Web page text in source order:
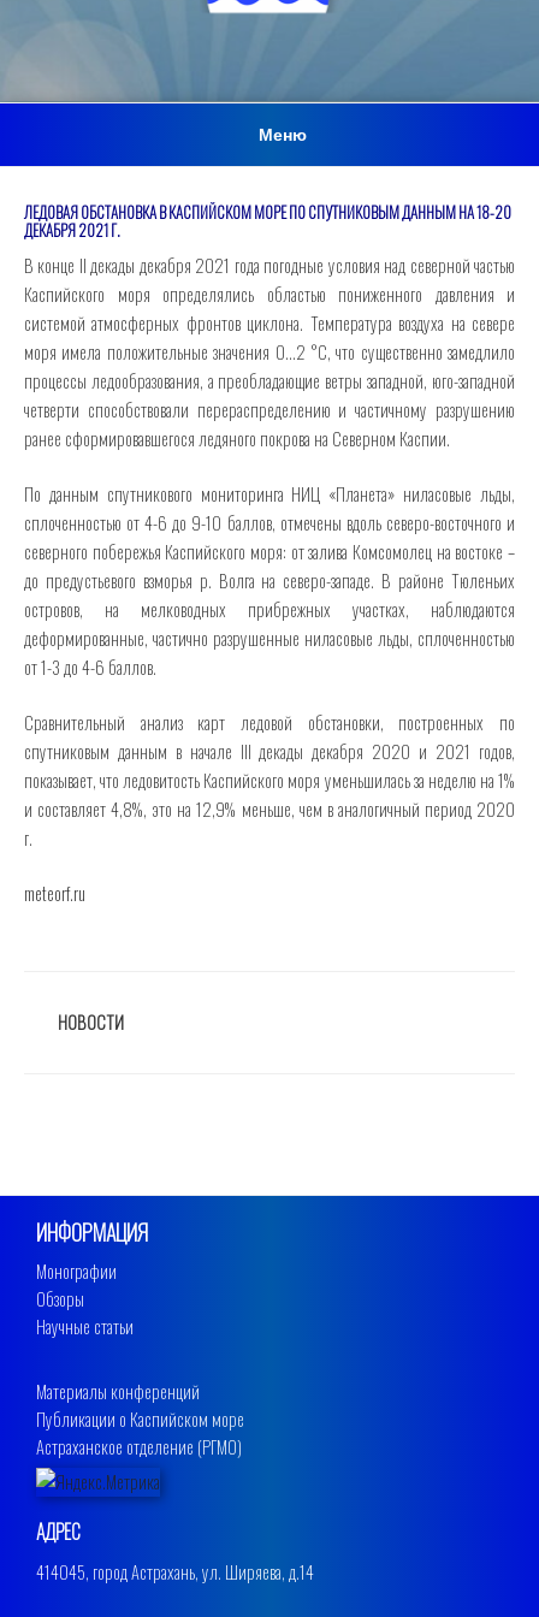
Меню
ЛЕДОВАЯ ОБСТАНОВКА В КАСПИЙСКОМ МОРЕ ПО СПУТНИКОВЫМ ДАННЫМ НА 18-20
ДЕКАБРЯ 2021 Г.
В конце II декады декабря 2021 года погодные условия над северной частью
Каспийского моря определялись областью пониженного давления и
системой атмосферных фронтов циклона. Температура воздуха на севере
моря имела положительные значения 0…2 °С, что существенно замедлило
процессы ледообразования, а преобладающие ветры западной, юго-западной
четверти способствовали перераспределению и частичному разрушению
ранее сформировавшегося ледяного покрова на Северном Каспии.
По данным спутникового мониторинга НИЦ «Планета» ниласовые льды,
сплоченностью от 4-6 до 9-10 баллов, отмечены вдоль северо-восточного и
северного побережья Каспийского моря: от залива Комсомолец на востоке –
до предустьевого взморья р. Волга на северо-западе. В районе Тюленьих
островов, на мелководных прибрежных участках, наблюдаются
деформированные, частично разрушенные ниласовые льды, сплоченностью
от 1-3 до 4-6 баллов.
Сравнительный анализ карт ледовой обстановки, построенных по
спутниковым данным в начале III декады декабря 2020 и 2021 годов,
показывает, что ледовитость Каспийского моря уменьшилась за неделю на 1%
и составляет 4,8%, это на 12,9% меньше, чем в аналогичный период 2020
г.
meteorf.ru
РУБРИКИ
НОВОСТИ
ИНФОРМАЦИЯ
Монографии
Обзоры
Научные статьи
Материалы конференций
Публикации о Каспийском море
Астраханское отделение (РГМО)
АДРЕС
414045, город Астрахань, ул. Ширяева, д.14